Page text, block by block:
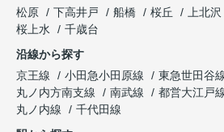
松原
下高井戸 船橋 桜丘 上北沢
桜上水
千歳台
沿線から探す
京王線
小田急小田原線 東急世田谷
丸ノ内方南支線
南武線 都営大江戸
丸ノ内線
千代田線